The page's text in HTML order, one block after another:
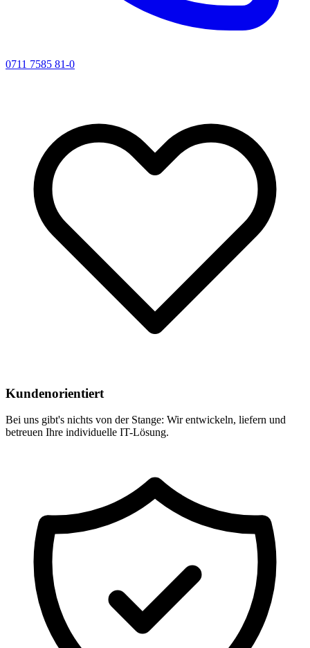
0711 7585 81-0
Kundenorientiert
Bei uns gibt's nichts von der Stange: Wir entwickeln, liefern und
betreuen Ihre individuelle IT-Lösung.